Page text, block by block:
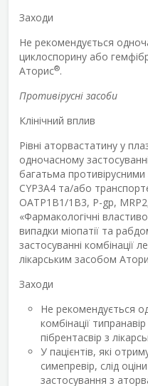
Заходи
Не рекомендується
циклоспорину або
Аторис®.
Противірусні засоби
Клінічний вплив
Рівні аторвастатину у
одночасному
багатьма противірусними
CYP3A4 та/або
OATP1B1/1B3, P-gp,
«Фармакологічні
випадки міопатії та
застосуванні комбінації
лікарським засобом
Заходи
Не рекомендується
комбінації
пібрентасвір з
У пацієнтів, які
симепревір, слід
застосування з